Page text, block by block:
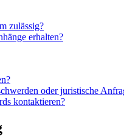
zulässig?
erhalten?
oder juristische
kontaktieren?